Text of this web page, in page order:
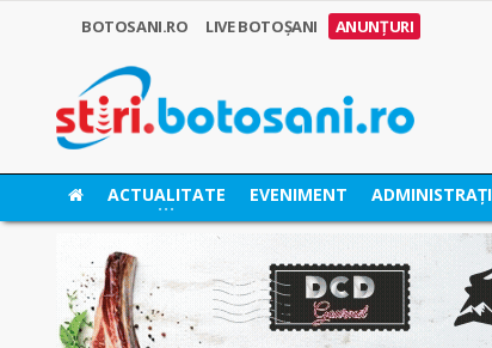
BOTOSANI.RO LIVE BOTOȘANI ANUNȚURI
ACTUALITATE EVENIMENT